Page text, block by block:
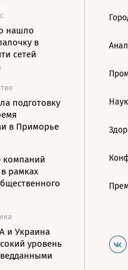
нашло
в
сетей
подготовку
в Приморье
компаний
рамках
и Украина
уровень